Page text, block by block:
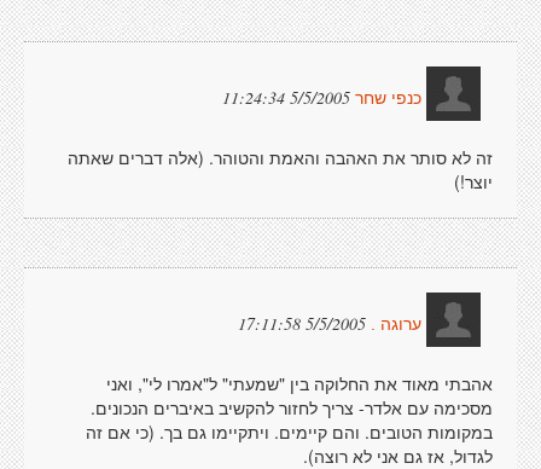
כנפי שחר 5/5/2005 11:24:34
זה לא סותר את האהבה והאמת והטוהר. (אלה דברים שאתה
יוצר!)
ערוגה . 5/5/2005 17:11:58
אהבתי מאוד את החלוקה בין "שמעתי" ל"אמרו לי", ואני
מסכימה עם אלדר- צריך לחזור להקשיב באיברים הנכונים.
במקומות הטובים. והם קיימים. ויתקיימו גם בך. (כי אם זה
לגדול, אז גם אני לא רוצה).